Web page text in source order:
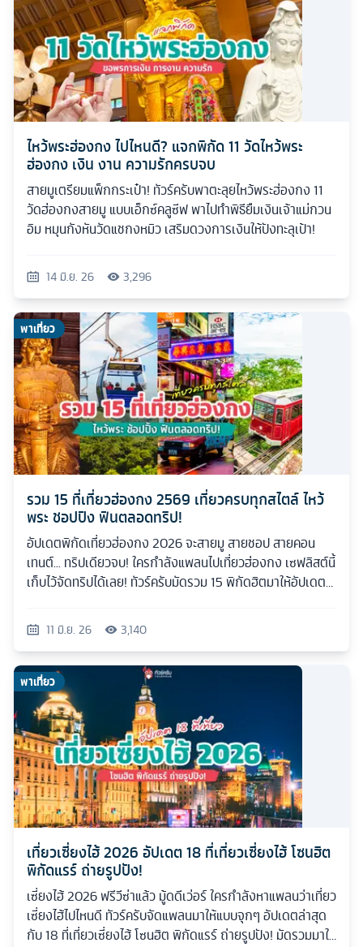
ไหว้พระฮ่องกง ไปไหนดี? แจกพิกัด 11 วัดไหว้พระ
ฮ่องกง เงิน งาน ความรักครบจบ
สายมูเตรียมแพ็กกระเป๋า! ทัวร์ครับพาตะลุยไหว้พระฮ่องกง 11
วัดฮ่องกงสายมู แบบเอ็กซ์คลูซีฟ พาไปทำพิธียืมเงินเจ้าแม่กวน
อิม หมุนกังหันวัดแชกงหมิว เสริมดวงการเงินให้ปังทะลุเป้า!
14 มิ.ย. 26 3,296
พาเที่ยว
รวม 15 ที่เที่ยวฮ่องกง 2569 เที่ยวครบทุกสไตล์ ไหว้
พระ ชอปปิง ฟินตลอดทริป!
อัปเดตพิกัดเที่ยวฮ่องกง 2026 จะสายมู สายชอป สายคอน
เทนต์... ทริปเดียวจบ! ใครกำลังแพลนไปเที่ยวฮ่องกง เซฟลิสต์นี้
เก็บไว้จัดทริปได้เลย! ทัวร์ครับมัดรวม 15 พิกัดฮิตมาให้อัปเดต
11 มิ.ย. 26 3,140
พาเที่ยว
เที่ยวเซี่ยงไฮ้ 2026 อัปเดต 18 ที่เที่ยวเซี่ยงไฮ้ โซนฮิต
พิกัดแรร์ ถ่ายรูปปัง!
เซี่ยงไฮ้ 2026 ฟรีวีซ่าแล้ว มู้ดดีเว่อร์ ใครกำลังหาแพลนว่าเที่ยว
เซี่ยงไฮ้ไปไหนดี ทัวร์ครับจัดแพลนมาให้แบบจุกๆ อัปเดตล่าสุด
กับ 18 ที่เที่ยวเซี่ยงไฮ้ โซนฮิต พิกัดแรร์ ถ่ายรูปปัง! มัดรวมมาให้